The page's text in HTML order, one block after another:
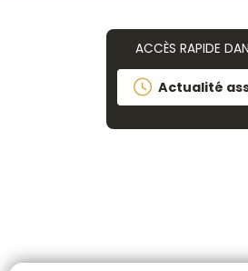
ACCÈS RAPIDE
Actualité